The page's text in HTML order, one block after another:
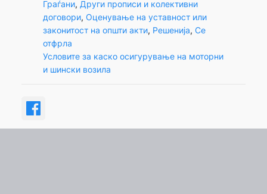
Граѓани, Други прописи и колективни
договори, Оценување на уставност или
законитост на општи акти, Решенија, Се
отфрла
Условите за каско осигурување на моторни
и шински возила